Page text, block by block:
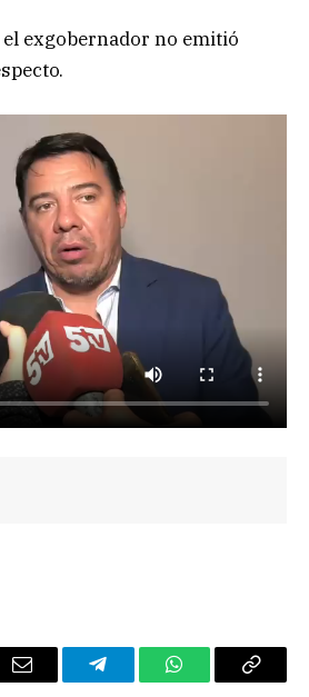
exgobernador no emitió
Email TelegramWhatsAppCopy